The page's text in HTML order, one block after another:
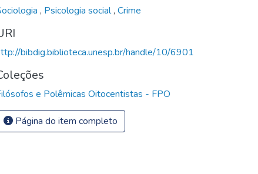
, Psicologia social, Crime
bibdig.biblioteca.unesp.br/handle/10/6901
e Polêmicas Oitocentistas - FPO
Página do item completo